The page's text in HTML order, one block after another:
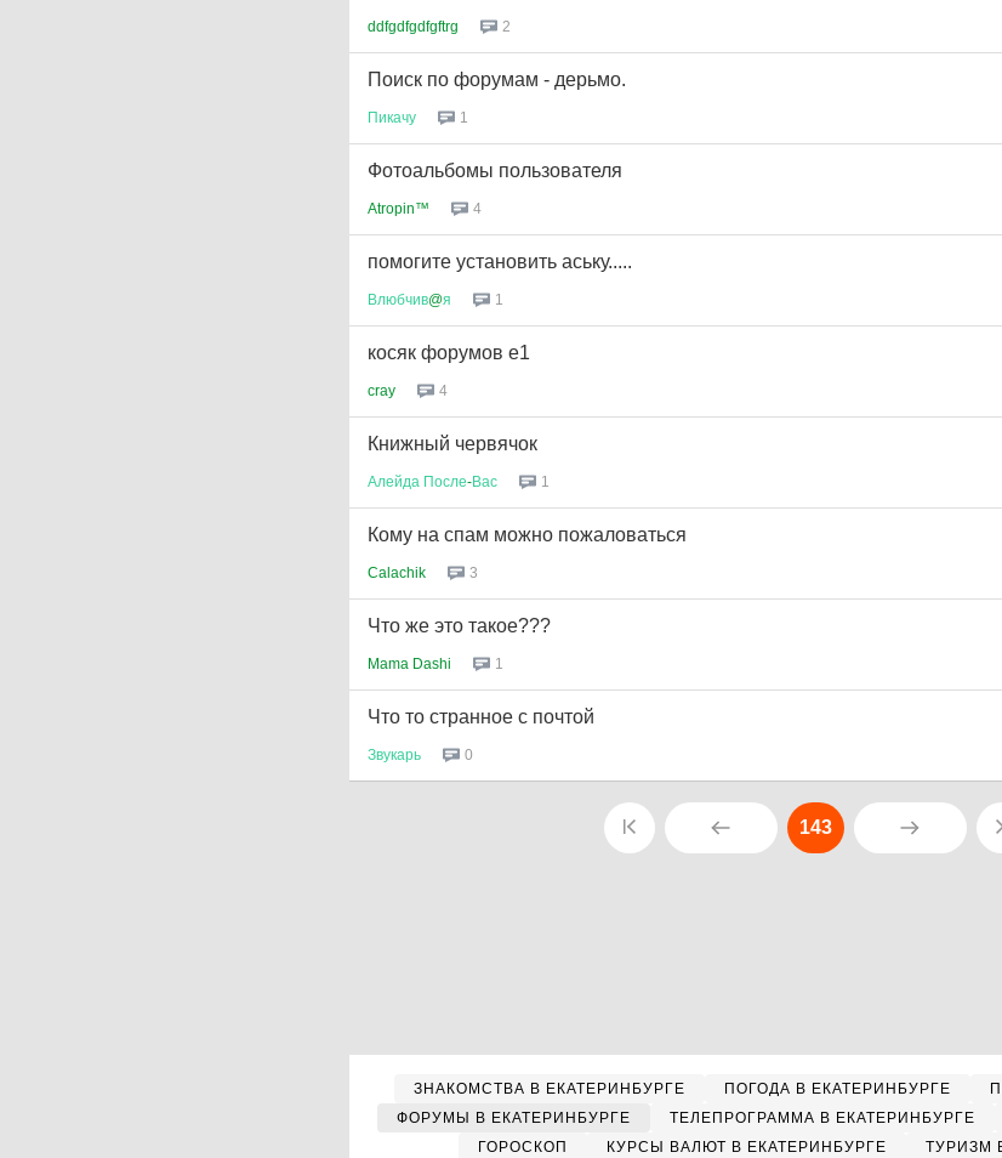
ddfgdfgdfgftrg 2
Поиск по форумам - дерьмо.
Пикачу 1
Фотоальбомы пользователя
Atropin™ 4
помогите установить аську.....
Влюбчив@я 1
косяк форумов e1
cray 4
Книжный червячок
Алейда После-Вас 1
Кому на спам можно пожаловаться
Calachik 3
Что же это такое???
Mama Dashi 1
Что то странное с почтой
Звукарь 0
143
ЗНАКОМСТВА В ЕКАТЕРИНБУРГЕ ПОГОДА В ЕКАТЕРИНБУРГЕ
ФОРУМЫ В ЕКАТЕРИНБУРГЕ
ТЕЛЕПРОГРАММА В ЕКАТЕРИНБУРГЕ
ГОРОСКОП
КУРСЫ ВАЛЮТ В ЕКАТЕРИНБУРГЕ ТУРИЗМ